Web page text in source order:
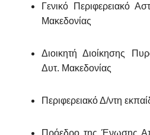
Γενικό Περιφερειακό
Μακεδονίας
Διοικητή Διοίκησης
Δυτ. Μακεδονίας
Περιφερειακό Δ/ντη
Πρόεδρο της Ένωσης